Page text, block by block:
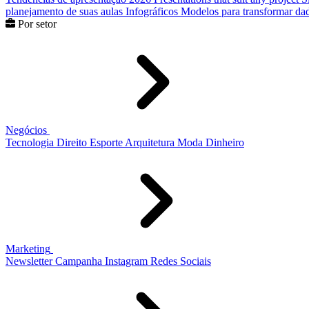
planejamento de suas aulas Infográficos Modelos para transformar
Por setor
Negócios
Tecnologia Direito Esporte Arquitetura Moda Dinheiro
Marketing
Newsletter Campanha Instagram Redes Sociais